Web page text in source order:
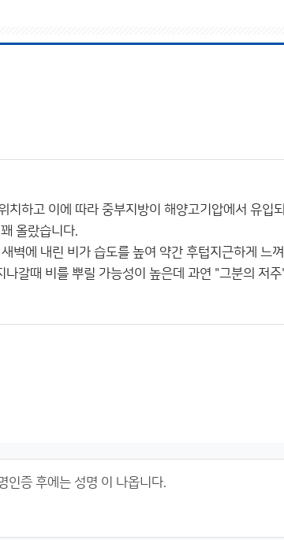
치하고 이에 따라 중부지방이 해양고기압에서 유입
올랐습니다.
벽에 내린 비가 습도를 높여 약간 후텁지근하게 느
갈때 비를 뿌릴 가능성이 높은데 과연 "그분의 저